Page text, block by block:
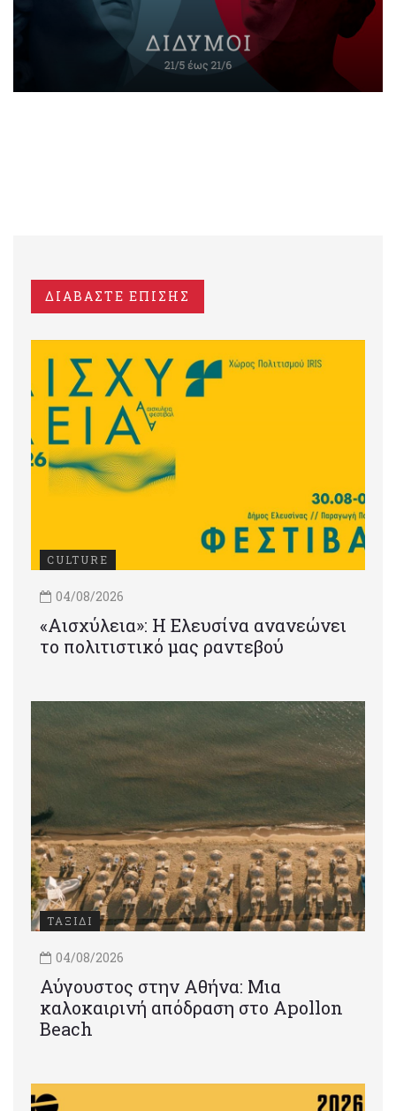
ΔΙΑΒΑΣΤΕ ΕΠΙΣΗΣ
CULTURE
04/08/2026
«Αισχύλεια»: Η Ελευσίνα ανανεώνει
το πολιτιστικό μας ραντεβού
ΤΑΞΙΔΙ
04/08/2026
Αύγουστος στην Αθήνα: Μια
καλοκαιρινή απόδραση στο Apollon
Beach